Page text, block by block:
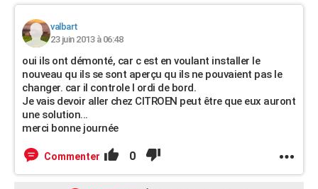
valbart
23 juin 2013 à 06:48
oui ils ont démonté, car c est en voulant installer le
nouveau qu ils se sont aperçu qu ils ne pouvaient pas le
changer. car il controle l ordi de bord.
Je vais devoir aller chez CITROEN peut être que eux auront
une solution...
merci bonne journée
Commenter 0